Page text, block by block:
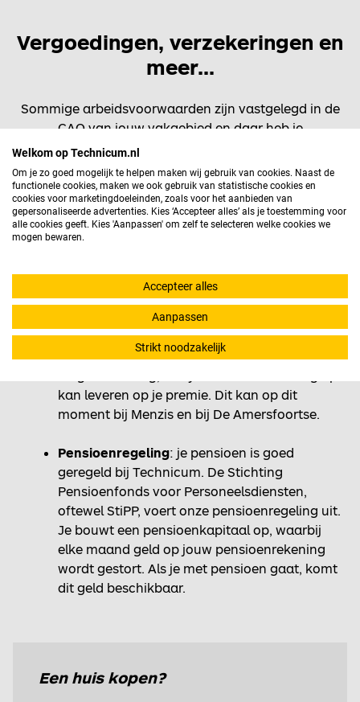
Vergoedingen, verzekeringen en
meer...
Sommige arbeidsvoorwaarden zijn vastgelegd in de
CAO van jouw vakgebied en daar heb je
vanzelfsprekend recht op. Maar Technicum biedt jou
meer dan alleen waar je recht op hebt. Hieronder vind
je een aantal arbeidsvoorwaarden waar je bij
Technicum voor in aanmerking komt.
Reiskostenvergoeding
werk-werkverkeer krijg je uiteraard vergoedt,
óók wanneer je via het OV reist.
Collectieve zorgverzekering: Via Technicum
kun je gebruik maken van onze collectieve
kan leveren op je premie. Dit kan op dit
moment bij Menzis en bij De Amersfoortse.
Pensioenregeling: je pensioen is goed
geregeld bij Technicum. De Stichting
Pensioenfonds voor Personeelsdiensten,
oftewel StiPP, voert onze pensioenregeling uit.
Je bouwt een pensioenkapitaal op, waarbij
elke maand geld op jouw pensioenrekening
wordt gestort. Als je met pensioen gaat, komt
dit geld beschikbaar.
Een huis kopen?
Welkom op Technicum.nl
Om je zo goed mogelijk te helpen maken wij gebruik van cookies. Naast de
functionele cookies, maken we ook gebruik van statistische cookies en
cookies voor marketingdoeleinden, zoals voor het aanbieden van
gepersonaliseerde advertenties. Kies ‘Accepteer alles’ als je toestemming voor
alle cookies geeft. Kies 'Aanpassen' om zelf te selecteren welke cookies we
mogen bewaren.
Accepteer alles
Aanpassen
Strikt noodzakelijk